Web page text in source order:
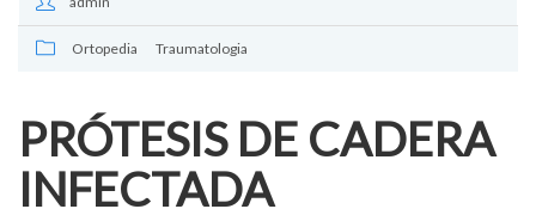
Ortopedia Traumatologia
PRÓTESIS DE CADERA
INFECTADA